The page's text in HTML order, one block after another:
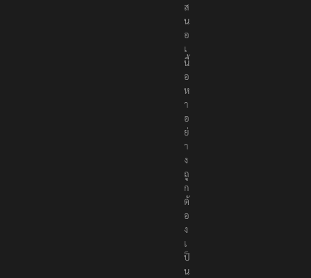
ส
น
อ
เ
นื้
อ
ห
า
อ
ย่
า
ง
ถู
ก
ต้
อ
ง
เ
ป็
น